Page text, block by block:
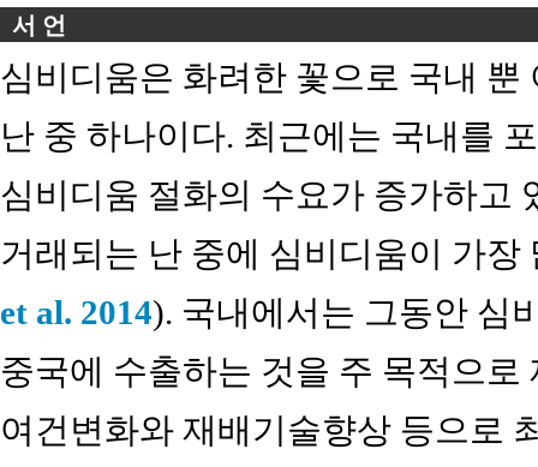
서 언
심비디움은 화려한 꽃으로 국내
난 중 하나이다. 최근에는 국내를
심비디움 절화의 수요가 증가하고
거래되는 난 중에 심비디움이 가
et al. 2014). 국내에서는 그동안 심
중국에 수출하는 것을 주 목적으
여건변화와 재배기술향상 등으로